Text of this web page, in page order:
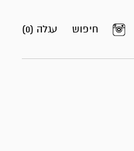
עגלה (0) חיפוש